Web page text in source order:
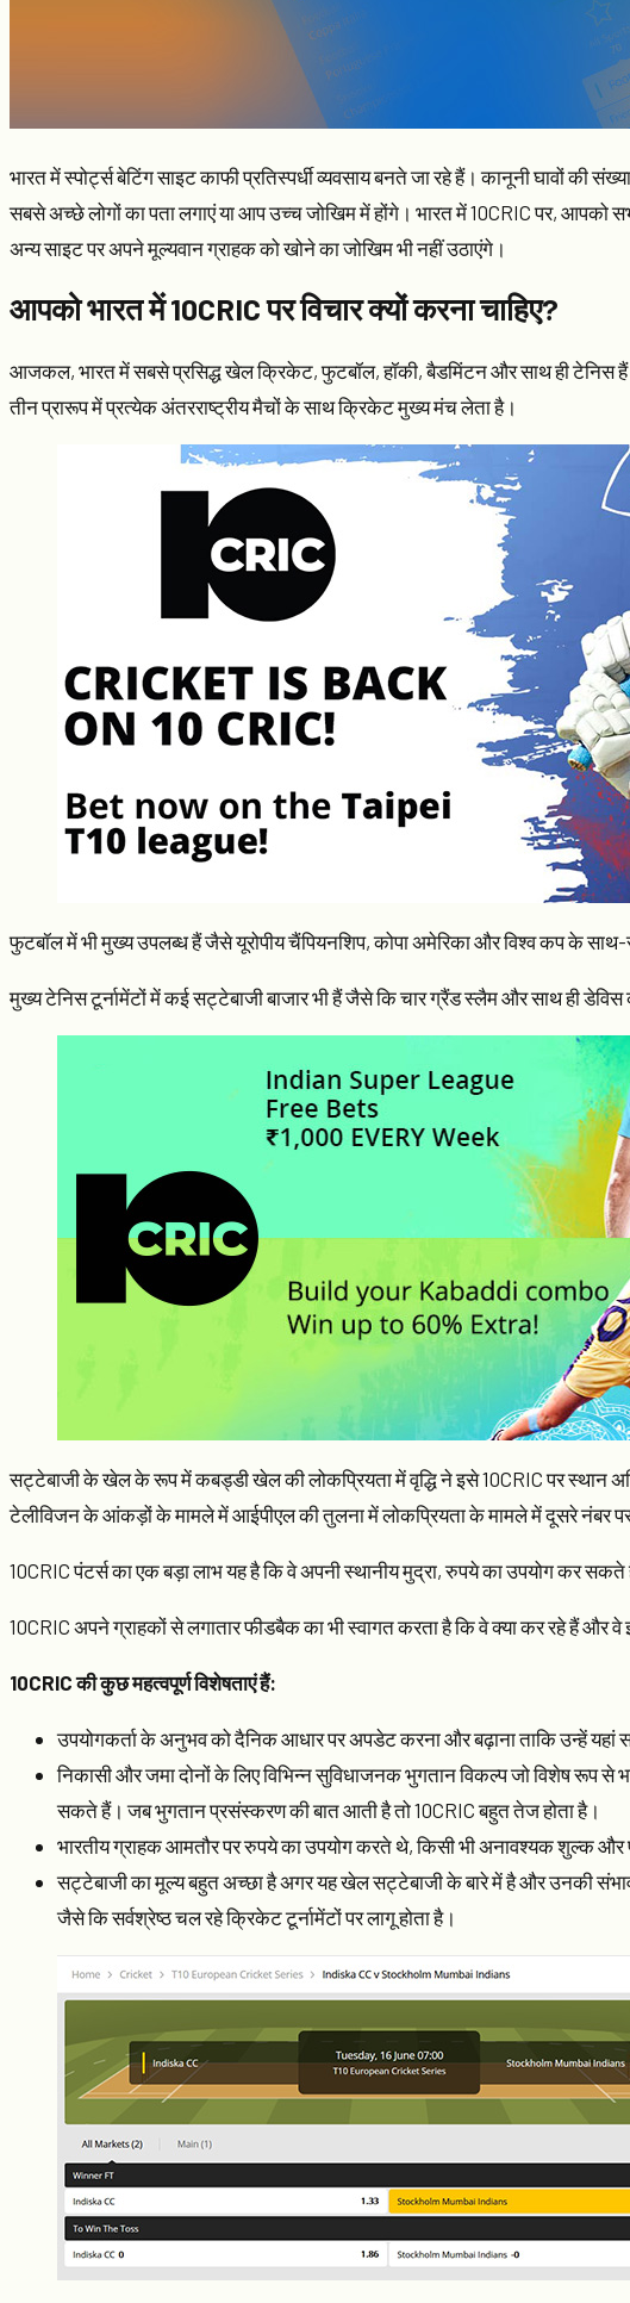
भारत में स्पोर्ट्स बेटिंग साइट काफी प्रतिस्पर्धी व्यवसाय बनते जा रहे हैं। कानूनी घावों की
सबसे अच्छे लोगों का पता लगाएं या आप उच्च जोखिम में होंगे। भारत में 10CRIC पर, आपको
अन्य साइट पर अपने मूल्यवान ग्राहक को खोने का जोखिम भी नहीं उठाएंगे।
आपको भारत में 10CRIC पर विचार क्यों करना चाहिए?
आजकल, भारत में सबसे प्रसिद्ध खेल क्रिकेट, फुटबॉल, हॉकी, बैडमिंटन और साथ ही टेनिस
तीन प्रारूप में प्रत्येक अंतरराष्ट्रीय मैचों के साथ क्रिकेट मुख्य मंच लेता है।
फुटबॉल में भी मुख्य उपलब्ध हैं जैसे यूरोपीय चैंपियनशिप, कोपा अमेरिका और विश्व कप के
मुख्य टेनिस टूर्नामेंटों में कई सट्टेबाजी बाजार भी हैं जैसे कि चार ग्रैंड स्लैम और साथ ही डेविस
सट्टेबाजी के खेल के रूप में कबड्डी खेल की लोकप्रियता में वृद्धि ने इसे 10CRIC पर स्थान
टेलीविजन के आंकड़ों के मामले में आईपीएल की तुलना में लोकप्रियता के मामले में दूसरे नंबर
10CRIC पंटर्स का एक बड़ा लाभ यह है कि वे अपनी स्थानीय मुद्रा, रुपये का उपयोग कर
10CRIC अपने ग्राहकों से लगातार फीडबैक का भी स्वागत करता है कि वे क्या कर रहे हैं
10CRIC की कुछ महत्वपूर्ण विशेषताएं हैं:
उपयोगकर्ता के अनुभव को दैनिक आधार पर अपडेट करना और बढ़ाना ताकि उन्हें यहां
निकासी और जमा दोनों के लिए विभिन्न सुविधाजनक भुगतान विकल्प जो विशेष रूप
सकते हैं। जब भुगतान प्रसंस्करण की बात आती है तो 10CRIC बहुत तेज होता है।
भारतीय ग्राहक आमतौर पर रुपये का उपयोग करते थे, किसी भी अनावश्यक शुल्क
सट्टेबाजी का मूल्य बहुत अच्छा है अगर यह खेल सट्टेबाजी के बारे में है और उनकी
जैसे कि सर्वश्रेष्ठ चल रहे क्रिकेट टूर्नामेंटों पर लागू होता है।